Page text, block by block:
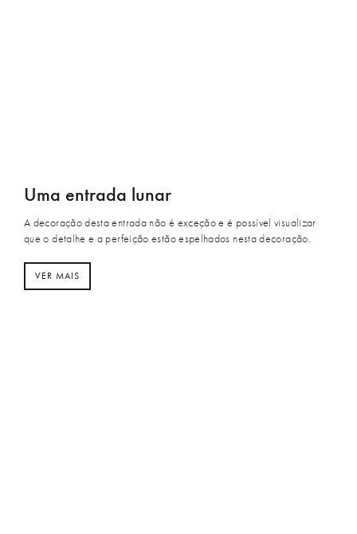
Uma entrada lunar
A decoração desta entrada não é exceção e é possível visualizar
que o detalhe e a perfeição estão espelhados nesta decoração.
VER MAIS